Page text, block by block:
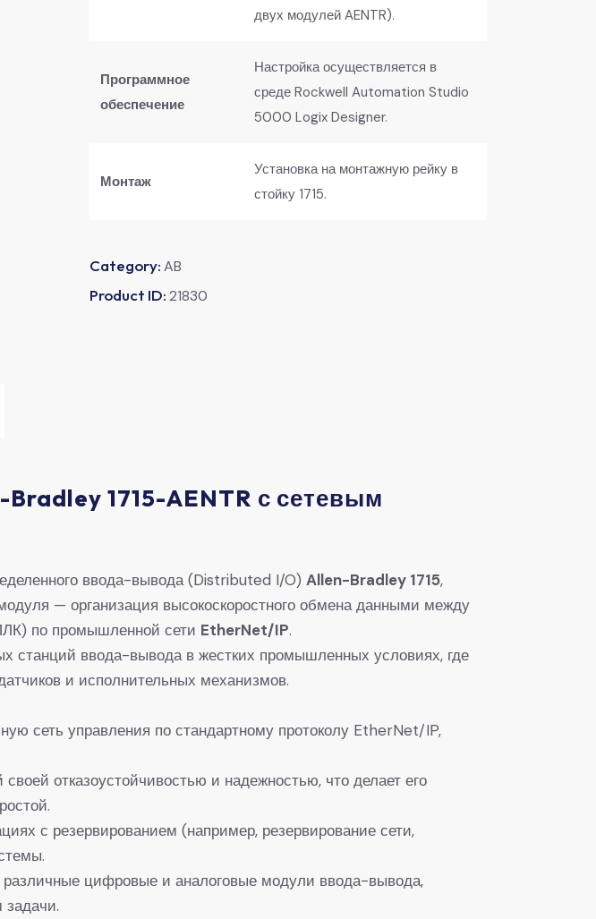
двух модулей AENTR).
​Программное
обеспечение​
Настройка осуществляется в
среде Rockwell Automation Studio
5000 Logix Designer.
​Монтаж​
Установка на монтажную рейку в
стойку 1715.
Category:AB
Product ID:21830
1715-AENTR с сетевым
ввода-вывода (Distributed I/O) ​Allen-Bradley 1715​​,
— организация высокоскоростного обмена данными между
по промышленной сети ​EtherNet/IP​​.
станций ввода-вывода в жестких промышленных условиях, где
и исполнительных механизмов.
сеть управления по стандартному протоколу EtherNet/IP,
отказоустойчивостью и надежностью, что делает его
с резервированием (например, резервирование сети,
различные цифровые и аналоговые модули ввода-вывода,
задачи.